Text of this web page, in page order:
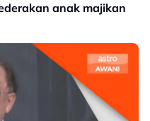
anak majikan